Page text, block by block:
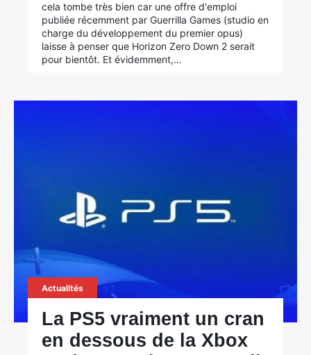
cela tombe très bien car une offre d'emploi
publiée récemment par Guerrilla Games (studio en
charge du développement du premier opus)
laisse à penser que Horizon Zero Down 2 serait
pour bientôt. Et évidemment,…
Actualités
La PS5 vraiment un cran
en dessous de la Xbox